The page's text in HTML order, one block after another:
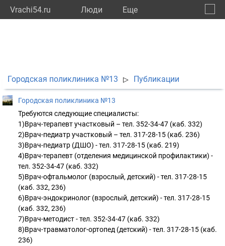
Vrachi54.ru Люди Eще
Городская поликлиника №13 ▷ Публикации
Городская поликлиника №13
Требуются следующие специалисты:
1)Врач-терапевт участковый – тел. 352-34-47 (каб. 332)
2)Врач-педиатр участковый – тел. 317-28-15 (каб. 236)
3)Врач-педиатр (ДШО) - тел. 317-28-15 (каб. 219)
4)Врач-терапевт (отделения медицинской профилактики) -
тел. 352-34-47 (каб. 332)
5)Врач-офтальмолог (взрослый, детский) - тел. 317-28-15
(каб. 332, 236)
6)Врач-эндокринолог (взрослый, детский) - тел. 317-28-15
(каб. 332, 236)
7)Врач-методист - тел. 352-34-47 (каб. 332)
8)Врач-травматолог-ортопед (детский) - тел. 317-28-15 (каб.
236)